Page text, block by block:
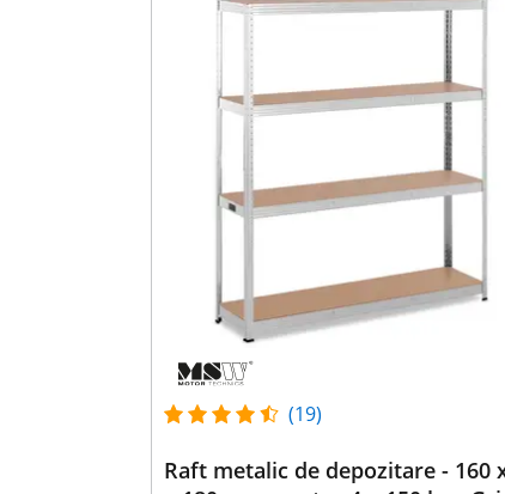
(19)
Raft metalic de depozitare - 160